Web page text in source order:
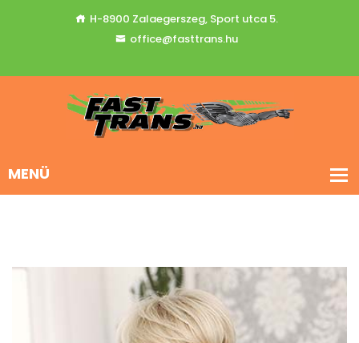
H-8900 Zalaegerszeg, Sport utca 5.
office@fasttrans.hu